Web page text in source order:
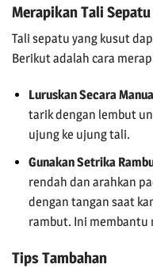
Merapikan Tali
Tali sepatu yang kusut
Berikut adalah cara
Luruskan Secara
tarik dengan lembut
ujung ke ujung tali.
Gunakan Setrika
rendah dan arahkan
dengan tangan saat
rambut. Ini membantu
Tips Tambahan